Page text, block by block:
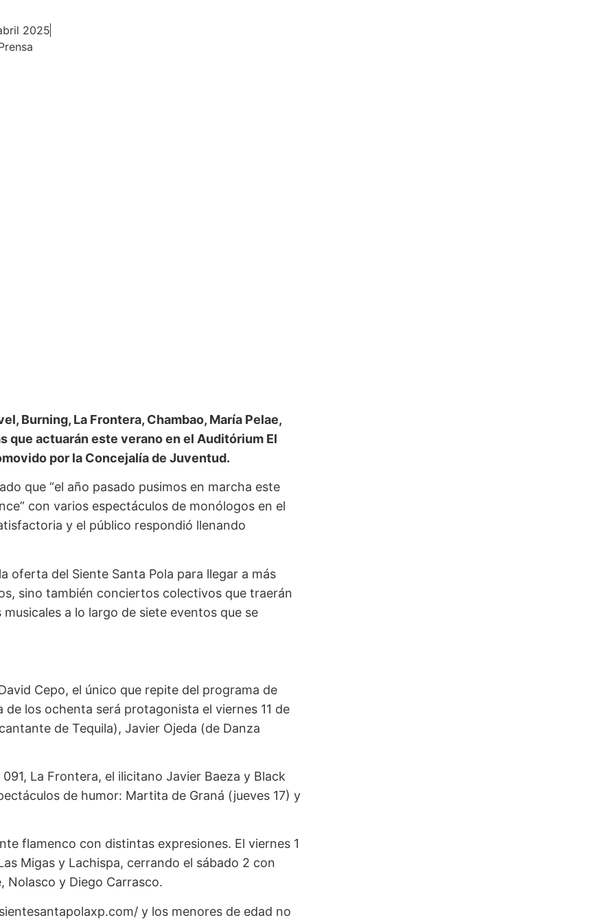
2025
Burning, La Frontera, Chambao, María Pelae,
que actuarán este verano en el Auditórium El
por la Concejalía de Juventud.
que “el año pasado pusimos en marcha este
con varios espectáculos de monólogos en el
y el público respondió llenando
oferta del Siente Santa Pola para llegar a más
sino también conciertos colectivos que traerán
a lo largo de siete eventos que se
Cepo, el único que repite del programa de
los ochenta será protagonista el viernes 11 de
de Tequila), Javier Ojeda (de Danza
La Frontera, el ilicitano Javier Baeza y Black
de humor: Martita de Graná (jueves 17) y
flamenco con distintas expresiones. El viernes 1
Migas y Lachispa, cerrando el sábado 2 con
Nolasco y Diego Carrasco.
y los menores de edad no